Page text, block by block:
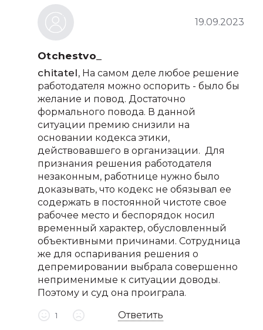
Otchestvo_
19.09.2023
chitatel, На самом деле любое решение
работодателя можно оспорить - было бы
желание и повод. Достаточно
формального повода. В данной
ситуации премию снизили на
основании кодекса этики,
действовавшего в организации. Для
признания решения работодателя
незаконным, работнице нужно было
доказывать, что кодекс не обязывал ее
содержать в постоянной чистоте свое
рабочее место и беспорядок носил
временный характер, обусловленный
объективными причинами. Сотрудница
же для оспаривания решения о
депремировании выбрала совершенно
неприменимые к ситуации доводы.
Поэтому и суд она проиграла.
1 Ответить